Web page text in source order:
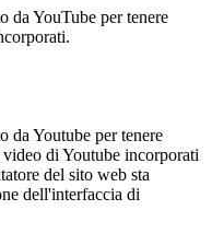
da YouTube per tenere
da Youtube per tenere
di Youtube incorporati
del sito web sta
dell'interfaccia di